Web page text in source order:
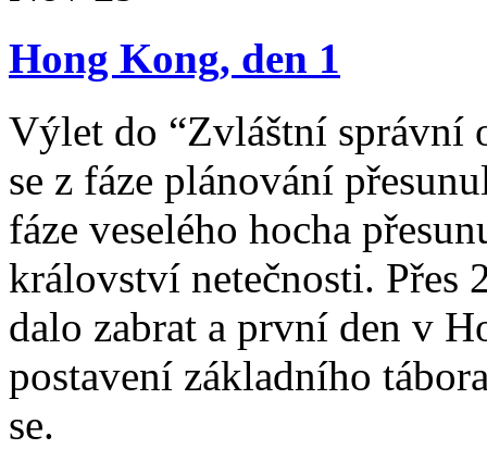
Hong Kong, den 1
Výlet do “Zvláštní správní
se z fáze plánování
fáze veselého hocha
království netečnosti. Přes
dalo zabrat a první den v
postavení základního
se.